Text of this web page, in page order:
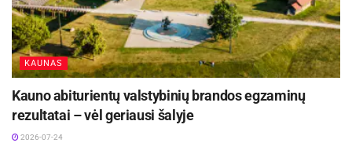
KAUNAS
Kauno abiturientų valstybinių brandos egzaminų
rezultatai – vėl geriausi šalyje
2026-07-24